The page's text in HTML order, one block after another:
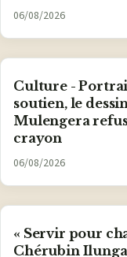
06/08/2026
Culture -
soutien, le
Mulengera
crayon
06/08/2026
« Servir pour
Chérubin